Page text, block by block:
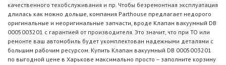
качественного техобслуживания и пр. Чтобы безремонтная эксплуатация
длилась как можно дольше, компания Parthouse предлагает недорого
оригинальные и неоригинальные запчасти, вроде Клапан вакуумный DB
0005003201 с гарантией от производителя. Это значит, что при ТО или
ремонте ваш автомобиль будет укомплектован надежными деталями с
большим рабочим ресурсом. Купить Клапан вакуумный DB 0005003201
по выгодной цене в Харькове максимально просто – заполните корзину